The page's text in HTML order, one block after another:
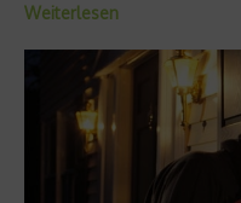
Weiterlesen